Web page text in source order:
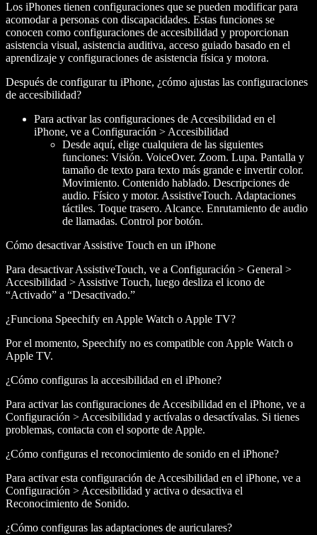
Los iPhones tienen configuraciones que se pueden modificar para
acomodar a personas con discapacidades. Estas funciones se
conocen como configuraciones de accesibilidad y proporcionan
asistencia visual, asistencia auditiva, acceso guiado basado en el
aprendizaje y configuraciones de asistencia física y motora.
Después de configurar tu iPhone, ¿cómo ajustas las configuraciones
de accesibilidad?
Para activar las configuraciones de Accesibilidad en el
iPhone, ve a Configuración > Accesibilidad
Desde aquí, elige cualquiera de las siguientes
funciones: Visión. VoiceOver. Zoom. Lupa. Pantalla y
tamaño de texto para texto más grande e invertir color.
Movimiento. Contenido hablado. Descripciones de
audio. Físico y motor. AssistiveTouch. Adaptaciones
táctiles. Toque trasero. Alcance. Enrutamiento de audio
de llamadas. Control por botón.
Cómo desactivar Assistive Touch en un iPhone
Para desactivar AssistiveTouch, ve a Configuración > General >
Accesibilidad > Assistive Touch, luego desliza el icono de
“Activado” a “Desactivado.”
¿Funciona Speechify en Apple Watch o Apple TV?
Por el momento, Speechify no es compatible con Apple Watch o
Apple TV.
¿Cómo configuras la accesibilidad en el iPhone?
Para activar las configuraciones de Accesibilidad en el iPhone, ve a
Configuración > Accesibilidad y actívalas o desactívalas. Si tienes
problemas, contacta con el soporte de Apple.
¿Cómo configuras el reconocimiento de sonido en el iPhone?
Para activar esta configuración de Accesibilidad en el iPhone, ve a
Configuración > Accesibilidad y activa o desactiva el
Reconocimiento de Sonido.
¿Cómo configuras las adaptaciones de auriculares?